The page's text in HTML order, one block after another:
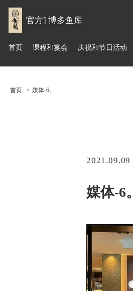
官方] 博多鱼库
首页 课程和宴会 庆祝和节日活动
首页 媒体-6。
2021.09.09
媒体-6。